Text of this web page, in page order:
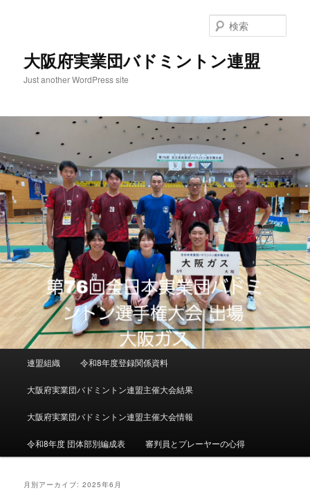
大阪府実業団バドミントン連盟
Just another WordPress site
索
メインメニュー
メインコンテンツへ移動
サブコンテンツへ移動
連盟組織 令和8年度登録関係資料
大阪府実業団バドミントン連盟主催大会結果
大阪府実業団バドミントン連盟主催大会情報
令和8年度 団体部別編成表 審判員とプレーヤーの心得
月別アーカイブ:2025年6月